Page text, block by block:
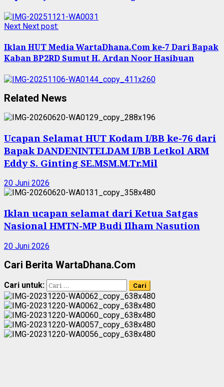
Next Next post:
Iklan HUT Media WartaDhana.Com ke-7 Dari Bapak
Kaban BP2RD Sumut H. Ardan Noor Hasibuan
Related News
Ucapan Selamat HUT Kodam I/BB ke-76 dari
Bapak DANDENINTELDAM I/BB Letkol ARM
Eddy S. Ginting SE.MSM.M.Tr.Mil
20 Juni 2026
Iklan ucapan selamat dari Ketua Satgas
Nasional HMTN-MP Budi Ilham Nasution
20 Juni 2026
Cari Berita WartaDhana.Com
Cari untuk: